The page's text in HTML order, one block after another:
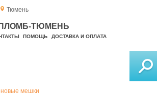
Тюмень
ТЮМЕНЬ
ПОМОЩЬ ДОСТАВКА И ОПЛАТА
мешки